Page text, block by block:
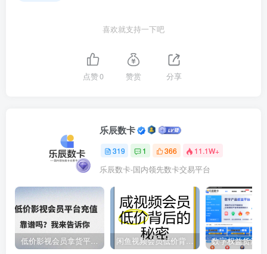
喜欢就支持一下吧
点赞0 赞赏 分享
乐辰数卡
319 1 366 11.1W+
乐辰数卡-国内领先数卡交易平台
低价影视会员拿货平台，数字权益卡券优质服务商 闲鱼视频会员低价背后的秘密